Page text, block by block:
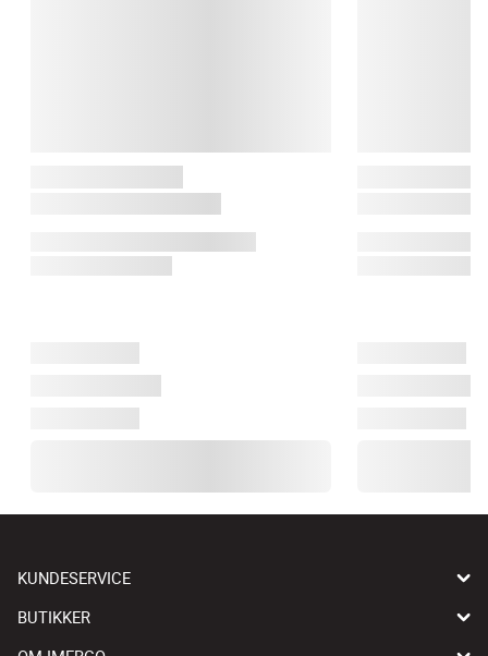
KUNDESERVICE
BUTIKKER